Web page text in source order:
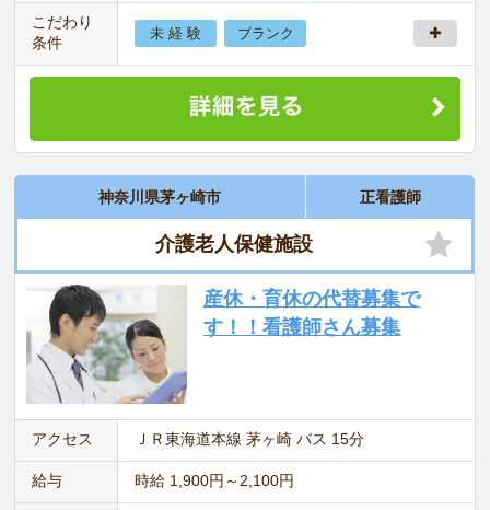
こだわり
条件
未 経 験 ブランク
神奈川県茅ヶ崎市 正看護師
介護老人保健施設
産休・育休の代替募集で
す！！看護師さん募集
アクセス ＪＲ東海道本線 茅ヶ崎 バス 15分
給与 時給 1,900円～2,100円